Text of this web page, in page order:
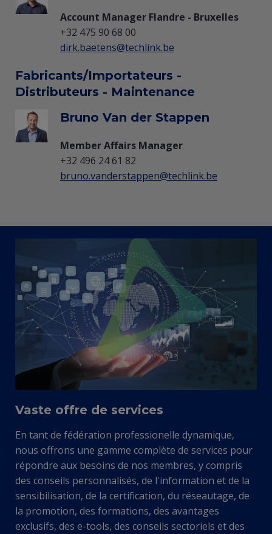
Account Manager Flandre - Bruxelles
+32 475 90 68 00
dirk.baetens@techlink.be
Fabricants/Importateurs -
Distributeurs - Maintenance
Bruno Van der Stappen
Member Affairs Manager
+32 496 24 61 82
bruno.vanderstappen@techlink.be
Vaste offre de services
En tant de fédération professionelle dynamique,
nous offrons une gamme complète de services pour
répondre aux besoins de nos membres, y compris
des conseils personnalisés, de l'information et de la
sensibilisation, de la certification, du réseautage, de
la promotion, des formations, des avantages
exclusifs, des e-tools, des conseils sectoriels et des